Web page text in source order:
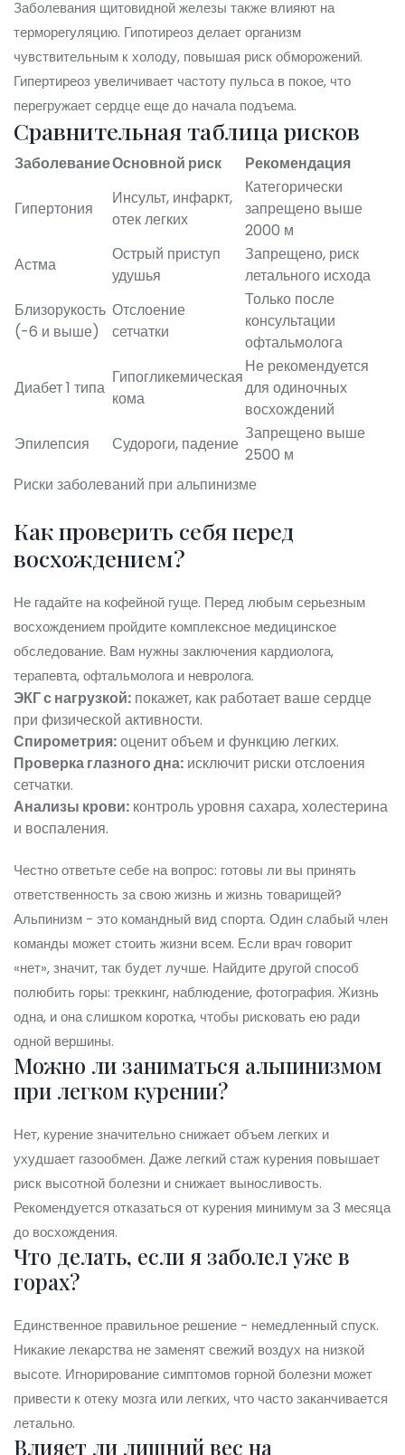
Заболевания щитовидной железы также влияют на
терморегуляцию. Гипотиреоз делает организм
чувствительным к холоду, повышая риск обморожений.
Гипертиреоз увеличивает частоту пульса в покое, что
перегружает сердце еще до начала подъема.
Сравнительная таблица рисков
Риски заболеваний при альпинизме
ЗаболеваниеОсновной риск Рекомендация
Гипертония
Инсульт, инфаркт,
отек легких
Категорически
запрещено выше
2000 м
Астма
Острый приступ
удушья
Запрещено, риск
летального исхода
Близорукость
(-6 и выше)
Отслоение
сетчатки
Только после
консультации
офтальмолога
Диабет 1 типа
Гипогликемическая
кома
Не рекомендуется
для одиночных
восхождений
Эпилепсия
Судороги, падение
Запрещено выше
2500 м
Как проверить себя перед
восхождением?
Не гадайте на кофейной гуще. Перед любым серьезным
восхождением пройдите комплексное медицинское
обследование. Вам нужны заключения кардиолога,
терапевта, офтальмолога и невролога.
ЭКГ с нагрузкой: покажет, как работает ваше сердце
при физической активности.
Спирометрия:оценит объем и функцию легких.
Проверка глазного дна: исключит риски отслоения
сетчатки.
Анализы крови: контроль уровня сахара, холестерина
и воспаления.
Честно ответьте себе на вопрос: готовы ли вы принять
ответственность за свою жизнь и жизнь товарищей?
Альпинизм - это командный вид спорта. Один слабый член
команды может стоить жизни всем. Если врач говорит
«нет», значит, так будет лучше. Найдите другой способ
полюбить горы: треккинг, наблюдение, фотография. Жизнь
одна, и она слишком коротка, чтобы рисковать ею ради
одной вершины.
Можно ли заниматься альпинизмом
при легком курении?
Нет, курение значительно снижает объем легких и
ухудшает газообмен. Даже легкий стаж курения повышает
риск высотной болезни и снижает выносливость.
Рекомендуется отказаться от курения минимум за 3 месяца
до восхождения.
Что делать, если я заболел уже в
горах?
Единственное правильное решение - немедленный спуск.
Никакие лекарства не заменят свежий воздух на низкой
высоте. Игнорирование симптомов горной болезни может
привести к отеку мозга или легких, что часто заканчивается
летально.
Влияет ли лишний вес на